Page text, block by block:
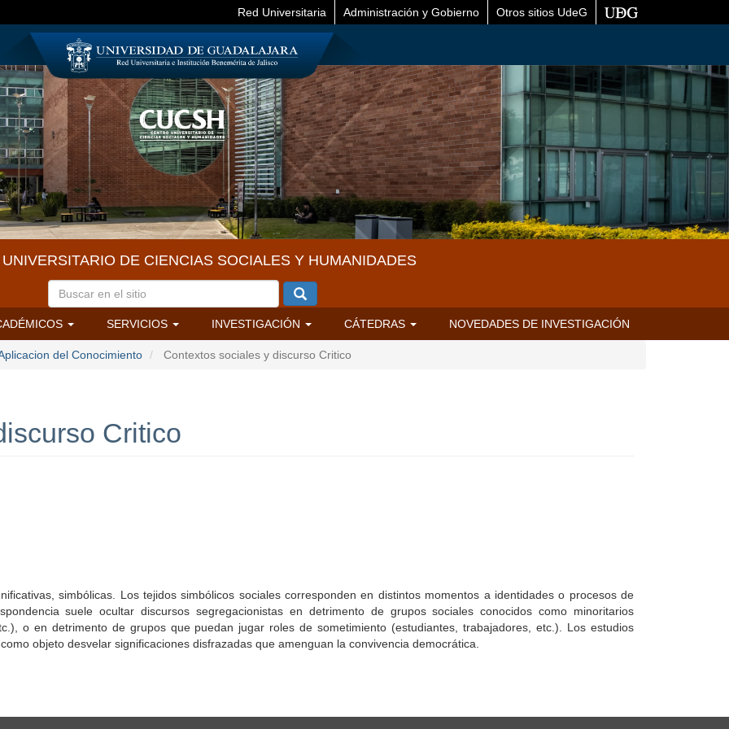
Red Universitaria Administración y Gobierno Otros sitios UdeG
DE CIENCIAS SOCIALES Y HUMANIDADES
SERVICIOS INVESTIGACIÓN CÁTEDRAS NOVEDADES DE INVESTIGACIÓN
del Conocimiento Contextos sociales y discurso Critico
Critico
simbólicas. Los tejidos simbólicos sociales corresponden en distintos momentos a identidades o procesos de
suele ocultar discursos segregacionistas en detrimento de grupos sociales conocidos como minoritarios
o en detrimento de grupos que puedan jugar roles de sometimiento (estudiantes, trabajadores, etc.). Los estudios
objeto desvelar significaciones disfrazadas que amenguan la convivencia democrática.